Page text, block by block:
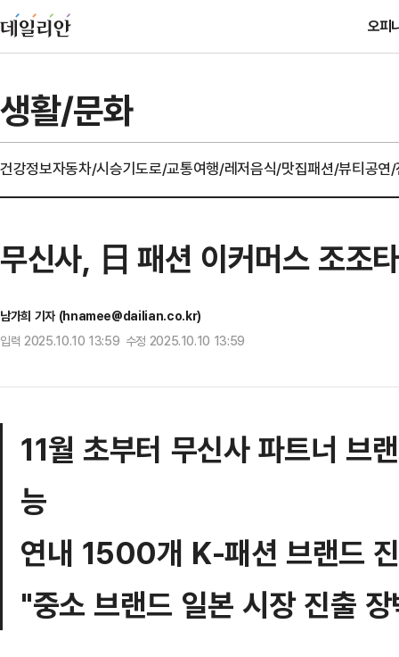
오피
생활/문화
건강정보자동차/시승기도로/교통여행/레저음식/맛집패션/뷰티공연
무신사, 日 패션 이커머스 조조
남가희 기자 (hnamee@dailian.co.kr)
입력 2025.10.10 13:59 수정 2025.10.10 13:59
11월 초부터 무신사 파트너 브
능
연내 1500개 K-패션 브랜드
"중소 브랜드 일본 시장 진출